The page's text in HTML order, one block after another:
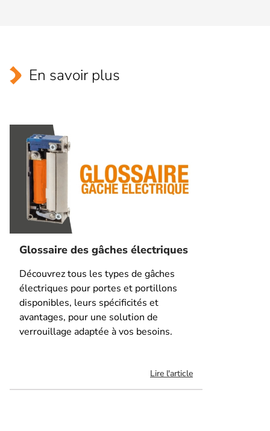
En savoir plus
Glossaire des gâches électriques
Découvrez tous les types de gâches
électriques pour portes et portillons
disponibles, leurs spécificités et
avantages, pour une solution de
verrouillage adaptée à vos besoins.
Lire l'article